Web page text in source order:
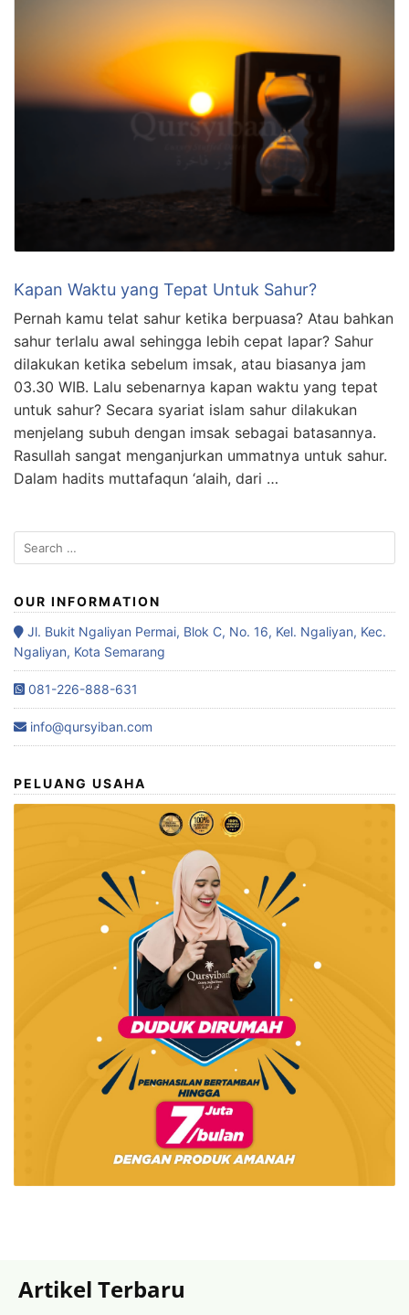
Kapan Waktu yang Tepat Untuk Sahur?
Pernah kamu telat sahur ketika berpuasa? Atau bahkan
sahur terlalu awal sehingga lebih cepat lapar? Sahur
dilakukan ketika sebelum imsak, atau biasanya jam
03.30 WIB. Lalu sebenarnya kapan waktu yang tepat
untuk sahur? Secara syariat islam sahur dilakukan
menjelang subuh dengan imsak sebagai batasannya.
Rasullah sangat menganjurkan ummatnya untuk sahur.
Dalam hadits muttafaqun ‘alaih, dari …
OUR INFORMATION
Jl. Bukit Ngaliyan Permai, Blok C, No. 16, Kel. Ngaliyan, Kec.
Ngaliyan, Kota Semarang
081-226-888-631
info@qursyiban.com
PELUANG USAHA
Artikel Terbaru